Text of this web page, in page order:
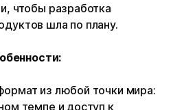
чтобы разработка
шла по плану.
из любой точки мира:
темпе и доступ к